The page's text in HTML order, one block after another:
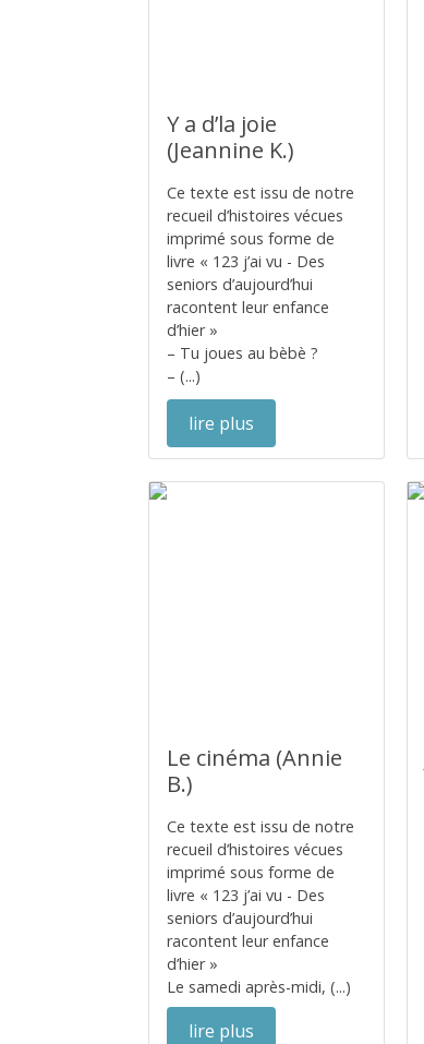
Y a d’la joie
(Jeannine K.)
Ce texte est issu de notre
recueil d’histoires vécues
imprimé sous forme de
livre « 123 j’ai vu - Des
seniors d’aujourd’hui
racontent leur enfance
d’hier »
– Tu joues au bèbè ?
– (...)
lire plus
Le cinéma (Annie
B.)
Ce texte est issu de notre
recueil d’histoires vécues
imprimé sous forme de
livre « 123 j’ai vu - Des
seniors d’aujourd’hui
racontent leur enfance
d’hier »
Le samedi après-midi, (...)
lire plus